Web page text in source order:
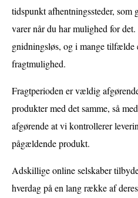
tidspunkt afhentningssteder, som
varer når du har mulighed for
gnidningsløs, og i mange tilfælde
fragtmulighed.
Fragtperioden er vældig
produkter med det samme, så
afgørende at vi kontrollerer
pågældende produkt.
Adskillige online selskaber
hverdag på en lang række af